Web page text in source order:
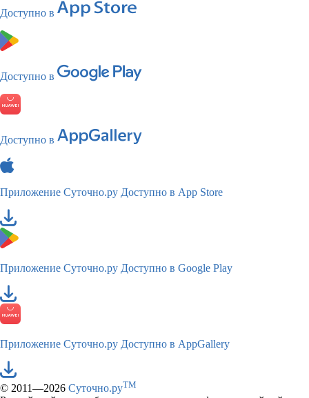
Доступно в
Доступно в
Доступно в
Приложение Суточно.ру Доступно в App Store
Приложение Суточно.ру Доступно в Google Play
Приложение Суточно.ру Доступно в AppGallery
© 2011—2026 Суточно.руTM